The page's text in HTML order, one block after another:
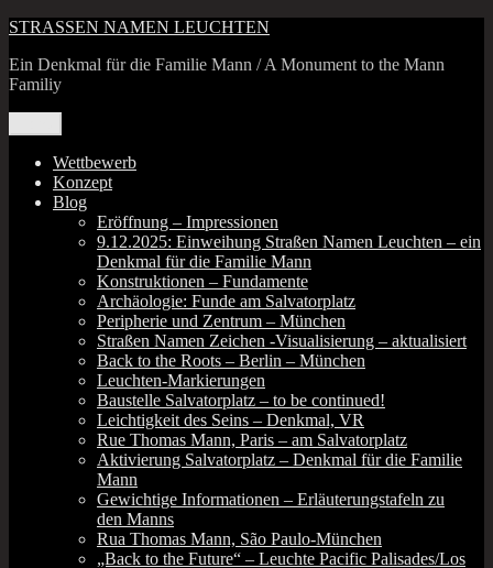
Zum
springen
STRASSEN NAMEN LEUCHTEN
Ein Denkmal für die Familie Mann / A Monument to the Mann
Familiy
Wettbewerb
Konzept
Blog
Eröffnung – Impressionen
9.12.2025: Einweihung Straßen Namen Leuchten – ein
Denkmal für die Familie Mann
Konstruktionen – Fundamente
Archäologie: Funde am Salvatorplatz
Peripherie und Zentrum – München
Straßen Namen Zeichen ‑Visualisierung – aktualisiert
Back to the Roots – Berlin – München
Leuchten-Markierungen
Baustelle Salvatorplatz – to be continued!
Leichtigkeit des Seins – Denkmal, VR
Rue Thomas Mann, Paris – am Salvatorplatz
Aktivierung Salvatorplatz – Denkmal für die Familie
Mann
Gewichtige Informationen – Erläuterungstafeln zu
den Manns
Rua Thomas Mann, São Paulo-München
„Back to the Future“ – Leuchte Pacific Palisades/Los